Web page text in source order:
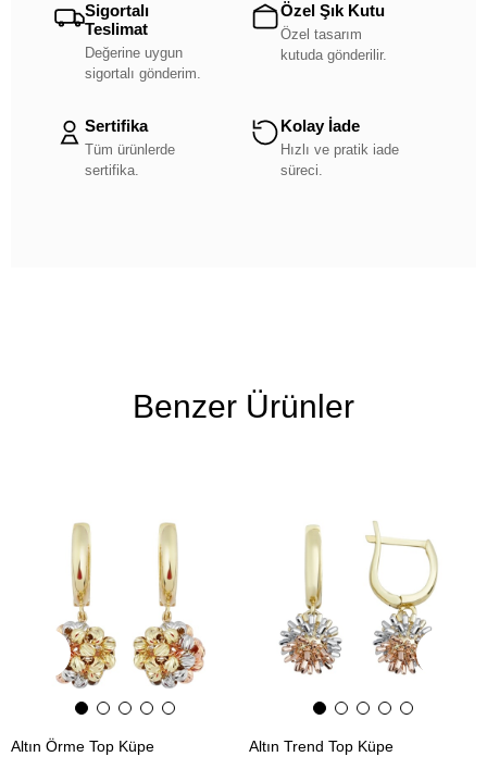
Sigortalı
Teslimat
Değerine uygun
sigortalı gönderim.
Özel Şık Kutu
Özel tasarım
kutuda gönderilir.
Sertifika
Tüm ürünlerde
sertifika.
Kolay İade
Hızlı ve pratik iade
süreci.
Benzer Ürünler
Altın Örme Top Küpe
Ücretsiz
Altın Trend Top Küpe
Kargo